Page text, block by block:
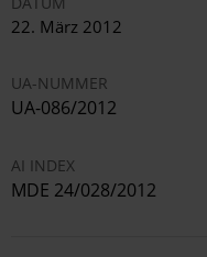
22. März 2012
UA-NUMMER
UA-086/2012
AI INDEX
MDE 24/028/2012